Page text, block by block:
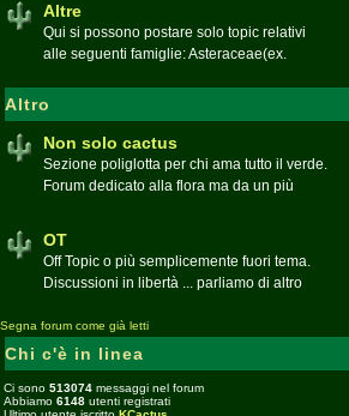
Altre
Qui si possono postare solo topic relativi
alle seguenti famiglie: Asteraceae(ex.
Sansevieria; Lamiaceae (ex. Labiatae) gen.
Coleus e Plectranthus; Peperomiaceae gen.
Peperomia (solo specie succulente);
Geraniaceae gen. Pelargonium, Monsonia
Talinum, Portulacaria
Altro
Non solo cactus
Sezione poliglotta per chi ama tutto il verde.
Forum dedicato alla flora ma da un più
OT
Off Topic o più semplicemente fuori tema.
Discussioni in libertà ... parliamo di altro
Segna forum come già letti
Chi c'è in linea
Ci sono 513074 messaggi nel forum
Abbiamo 6148 utenti registrati